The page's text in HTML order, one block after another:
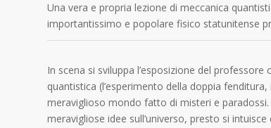
Una vera e propria lezione di meccanica
importantissimo e popolare fisico statunitense
In scena si sviluppa l’esposizione del
quantistica (l’esperimento della doppia
meraviglioso mondo fatto di misteri e
meravigliose idee sull’universo, presto si